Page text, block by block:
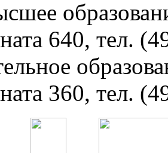
640, тел.
360, тел.